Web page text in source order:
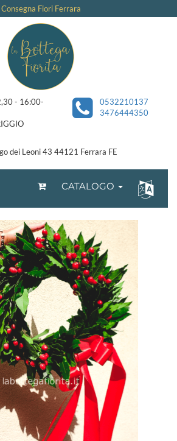
Consegna Fiori Ferrara
- 16:00-
0532210137
3476444350
dei Leoni 43 44121 Ferrara FE
CATALOGO